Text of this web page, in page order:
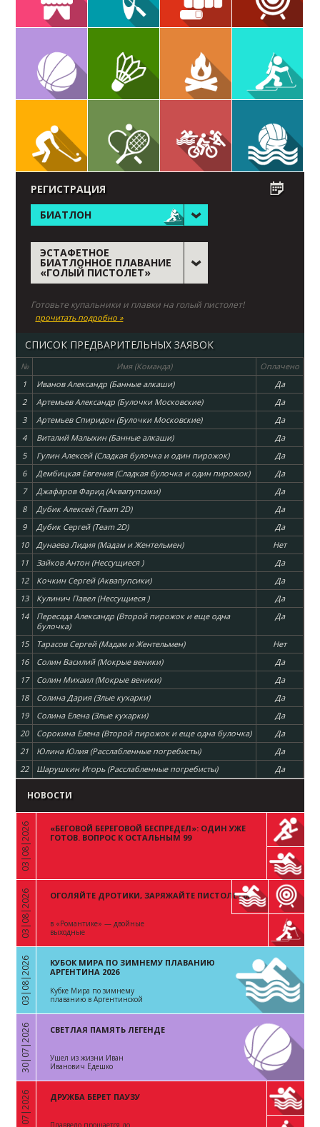
РЕГИСТРАЦИЯ
БИАТЛОН
ЭСТАФЕТНОЕ
БИАТЛОННОЕ ПЛАВАНИЕ
«ГОЛЫЙ ПИСТОЛЕТ»
Готовьте купальники и плавки на голый пистолет!
прочитать подробно »
СПИСОК ПРЕДВАРИТЕЛЬНЫХ ЗАЯВОК
№ Имя (Команда)
Оплачено
1
Иванов Александр (Банные алкаши)
Да
2
Артемьев Александр (Булочки Московские)
Да
3
Артемьев Спиридон (Булочки Московские)
Да
4
Виталий Малыхин (Банные алкаши)
Да
5
Гулин Алексей (Сладкая булочка и один пирожок)
Да
6
Дембицкая Евгения (Сладкая булочка и один пирожок)
Да
7
Джафаров Фарид (Аквапупсики)
Да
8
Дубик Алексей (Team 2D)
Да
9
Дубик Сергей (Team 2D)
Да
10
Дунаева Лидия (Мадам и Жентельмен)
Нет
11
Зайков Антон (Нессущиеся )
Да
12
Кочкин Сергей (Аквапупсики)
Да
13
Кулинич Павел (Нессущиеся )
Да
14
Пересада Александр (Второй пирожок и еще одна
булочка)
Да
15 Тарасов Сергей (Мадам и Жентельмен)
Нет
16
Солин Василий (Мокрые веники)
Да
17
Солин Михаил (Мокрые веники)
Да
18
Солина Дария (Злые кухарки)
Да
19
Солина Елена (Злые кухарки)
Да
20
Сорокина Елена (Второй пирожок и еще одна булочка)
Да
21
Юлина Юлия (Расслабленные погребисты)
Да
22
Шарушкин Игорь (Расслабленные погребисты) Да
НОВОСТИ
«
03|08|2026
«БЕГОВОЙ БЕРЕГОВОЙ БЕСПРЕДЕЛ»: ОДИН УЖЕ
ГОТОВ. ВОПРОС К ОСТАЛЬНЫМ 99
«
03|08|2026 ОГОЛЯЙТЕ ДРОТИКИ, ЗАРЯЖАЙТЕ ПИСТОЛЕТЫ
в «Романтике» — двойные
выходные
«
03|08|2026
КУБОК МИРА ПО ЗИМНЕМУ ПЛАВАНИЮ
АРГЕНТИНА 2026
Кубке Мира по зимнему
плаванию в Аргентинской
«
30|07|2026 СВЕТЛАЯ ПАМЯТЬ ЛЕГЕНДЕ
Ушел из жизни Иван
Иванович Едешко
«
28|07|2026 ДРУЖБА БЕРЕТ ПАУЗУ
Плаввело прощается до